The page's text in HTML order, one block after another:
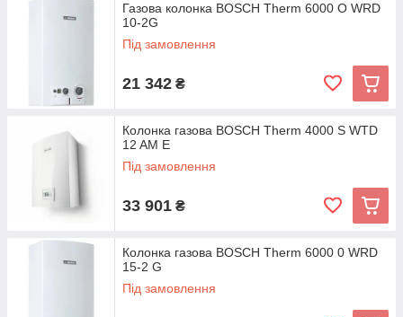
Газова колонка ВОЅСН Therm 6000 O WRD
10-2G
Під замовлення
21 342 ₴
Колонка газова ВОЅСН Therm 4000 S WTD
12 AM E
Під замовлення
33 901 ₴
Колонка газова BOSCH Therm 6000 0 WRD
15-2 G
Під замовлення